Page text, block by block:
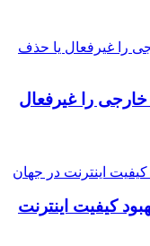
را غیرفعال
بهبود کیفیت اینترنت